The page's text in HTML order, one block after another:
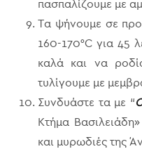
πασπαλίζουμε με
Τα ψήνουμε σε
160-170°C για 45
καλά και να
τυλίγουμε με
Συνδυάστε τα με “
Κτήμα
και μυρωδιές της